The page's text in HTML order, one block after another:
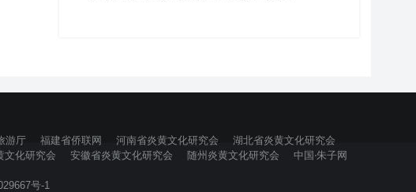
游厅 福建省侨联网 河南省炎黄文化研究会
湖北省炎黄文化研究会
文化研究会 安徽省炎黄文化研究会 随州炎黄文化研究会 中国·朱子网
号-1